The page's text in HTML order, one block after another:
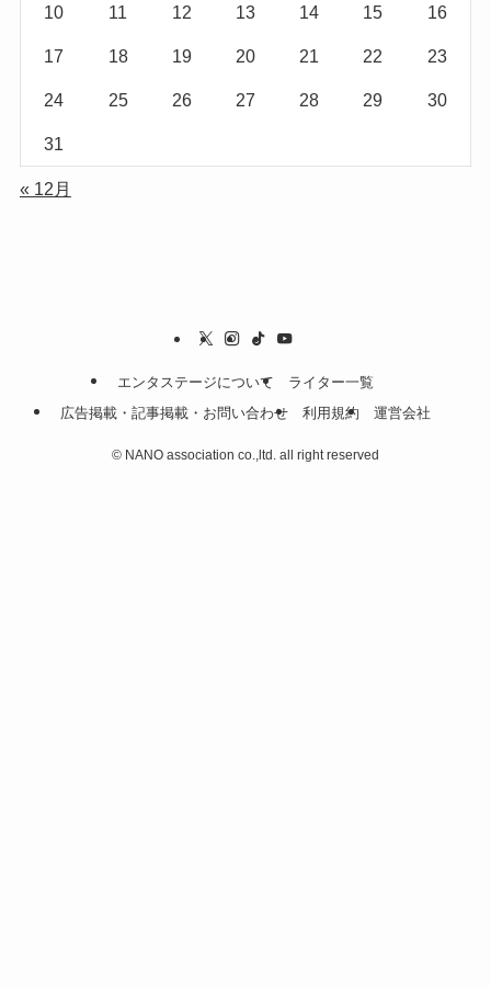
10 11 12 13 14 15 16
17 18 19 20 21 22 23
24 25 26 27 28 29 30
31
« 12月
エンタステージについて
ライター一覧
広告掲載・記事掲載・お問い合わせ
利用規約 運営会社
© NANO association co.,ltd. all right reserved